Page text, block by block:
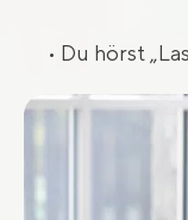
• Du hörst